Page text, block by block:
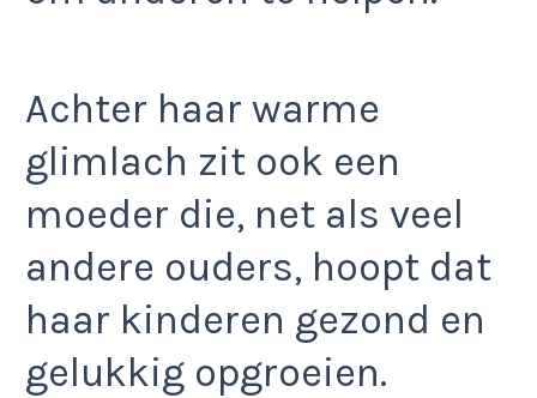
Achter haar warme
glimlach zit ook een
moeder die, net als veel
andere ouders, hoopt dat
haar kinderen gezond en
gelukkig opgroeien.